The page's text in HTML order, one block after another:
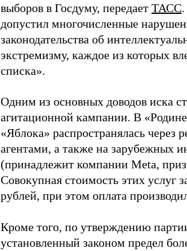
выборов в Госдуму, передает ТАСС
допустил многочисленные
законодательства об
экстремизму, каждое из которых
списка».
Одним из основных доводов иска
агитационной кампании. В
«Яблока» распространялась
агентами, а также на зарубежных
(принадлежит компании Meta,
Совокупная стоимость этих услуг
рублей, при этом оплата
Кроме того, по утверждению
установленный законом предел